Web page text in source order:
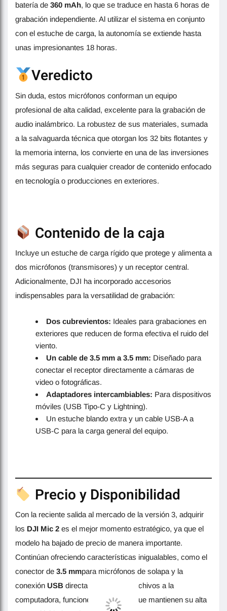
batería de 360 mAh, lo que se traduce en hasta 6 horas de
grabación independiente. Al utilizar el sistema en conjunto
con el estuche de carga, la autonomía se extiende hasta
unas impresionantes 18 horas.
Veredicto
Sin duda, estos micrófonos conforman un equipo
profesional de alta calidad, excelente para la grabación de
audio inalámbrico. La robustez de sus materiales, sumada
a la salvaguarda técnica que otorgan los 32 bits flotantes y
la memoria interna, los convierte en una de las inversiones
más seguras para cualquier creador de contenido enfocado
en tecnología o producciones en exteriores.
Contenido de la caja
Incluye un estuche de carga rígido que protege y alimenta a
dos micrófonos (transmisores) y un receptor central.
Adicionalmente, DJI ha incorporado accesorios
indispensables para la versatilidad de grabación:
Dos cubrevientos: Ideales para grabaciones en
exteriores que reducen de forma efectiva el ruido del
viento.
Un cable de 3.5 mm a 3.5 mm: Diseñado para
conectar el receptor directamente a cámaras de
video o fotográficas.
Adaptadores intercambiables: Para dispositivos
móviles (USB Tipo-C y Lightning).
Un estuche blando extra y un cable USB-A a
USB-C para la carga general del equipo.
Precio y Disponibilidad
Con la reciente salida al mercado de la versión 3, adquirir
los DJI Mic 2 es el mejor momento estratégico, ya que el
modelo ha bajado de precio de manera importante.
Continúan ofreciendo características inigualables, como el
conector de 3.5 mmpara micrófonos de solapa y la
conexión USB directa para extraer archivos a la
computadora, funciones esenciales que mantienen su alta